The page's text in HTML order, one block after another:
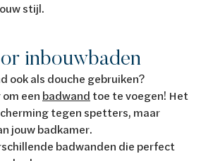
stijl.
inbouwbaden
ook als douche gebruiken?
een badwand toe te voegen! Het
tegen spetters, maar
jouw badkamer.
badwanden die perfect